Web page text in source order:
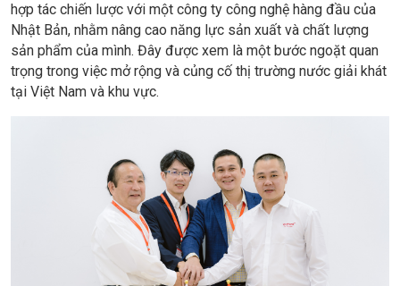
hợp tác chiến lược với một công ty công nghệ hàng đầu của
Nhật Bản, nhằm nâng cao năng lực sản xuất và chất lượng
sản phẩm của mình. Đây được xem là một bước ngoặt quan
trọng trong việc mở rộng và củng cố thị trường nước giải khát
tại Việt Nam và khu vực.